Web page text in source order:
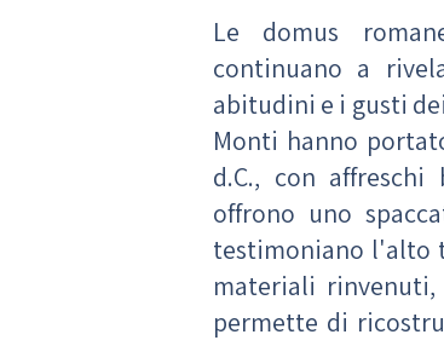
Le domus
continuano a
abitudini e i gusti
Monti hanno
d.C., con
offrono uno
testimoniano l'alto
materiali
permette di